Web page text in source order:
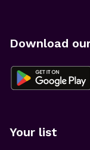
Download
Your list